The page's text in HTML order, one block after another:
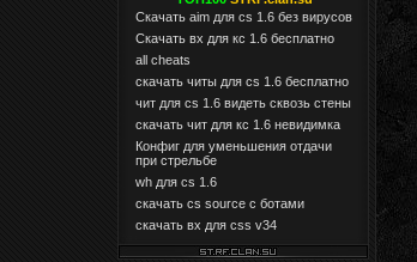
Скачать aim для cs 1.6 без вирусов
Cкачать вх для кс 1.6 бесплатно
all cheats
скачать читы для cs 1.6 бесплатно
чит для cs 1.6 видеть сквозь стены
скачать чит для кс 1.6 невидимка
Конфиг для уменьшения отдачи
при стрельбе
wh для cs 1.6
скачать cs source с ботами
скачать вх для css v34